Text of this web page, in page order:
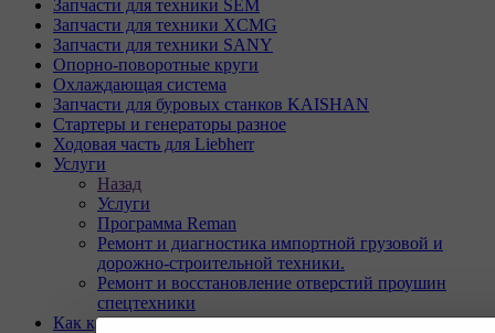
Запчасти для техники SEM
Запчасти для техники XCMG
Запчасти для техники SANY
Опорно-поворотные круги
Охлаждающая система
Запчасти для буровых станков KAISHAN
Стартеры и генераторы разное
Ходовая часть для Liebherr
Услуги
Назад
Услуги
Программа Reman
Ремонт и диагностика импортной грузовой и
дорожно-строительной техники.
Ремонт и восстановление отверстий проушин
спецтехники
Как купить